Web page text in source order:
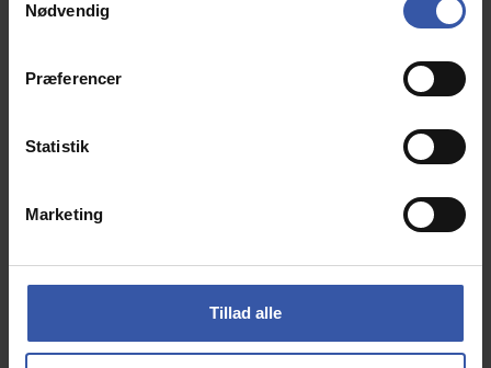
Nødvendig
Præferencer
Statistik
Marketing
Tillad alle